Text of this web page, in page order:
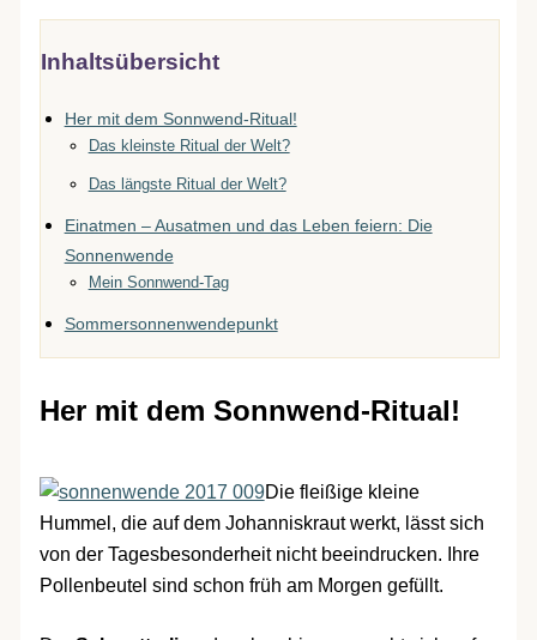
Inhaltsübersicht
Her mit dem Sonnwend-Ritual!
Das kleinste Ritual der Welt?
Das längste Ritual der Welt?
Einatmen – Ausatmen und das Leben feiern: Die
Sonnenwende
Mein Sonnwend-Tag
Sommersonnenwendepunkt
Her mit dem Sonnwend-Ritual!
Die fleißige kleine
Hummel, die auf dem Johanniskraut werkt, lässt sich
von der Tagesbesonderheit nicht beeindrucken. Ihre
Pollenbeutel sind schon früh am Morgen gefüllt.